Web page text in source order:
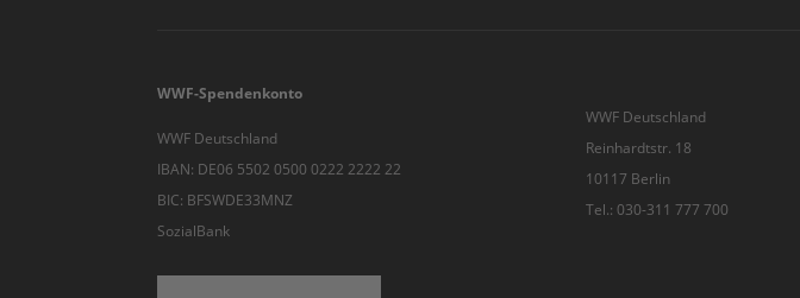
WWF-Spendenkonto
WWF Deutschland
IBAN: DE06 5502 0500 0222 2222 22
BIC: BFSWDE33MNZ
SozialBank
WWF Deutschland
Reinhardtstr. 18
10117 Berlin
Tel.: 030-311 777 700